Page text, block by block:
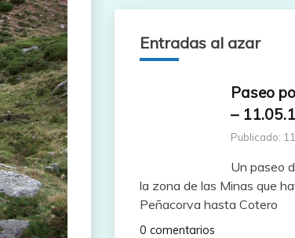
Entradas al azar
Paseo
–
Publicado:
Un paseo
la zona de las Minas que
Peñacorva hasta Cotero
0 comentarios